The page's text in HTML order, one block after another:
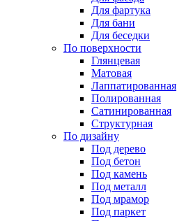
Для фартука
Для бани
Для беседки
По поверхности
Глянцевая
Матовая
Лаппатированная
Полированная
Сатинированная
Структурная
По дизайну
Под дерево
Под бетон
Под камень
Под металл
Под мрамор
Под паркет